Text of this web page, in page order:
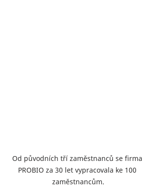
Od původních tří zaměstnanců se firma
PROBIO za 30 let vypracovala ke 100
zaměstnancům.